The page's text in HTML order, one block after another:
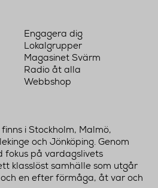
Engagera dig
Lokalgrupper
Magasinet Svärm
Radio åt alla
Webbshop
i Stockholm, Malmö,
och Jönköping. Genom
fokus på vardagslivets
klasslöst samhälle som utgår
en efter förmåga, åt var och